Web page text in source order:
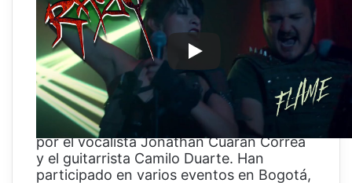
La agrupación bogotana de Thrash Death
MetalRAZOpresenta su nuevo videoclip
correspondiente al sencillo «
Flame «,
tema que hace parte de la más reciente
producción discográfica titulada
«Deathless
Razo fue fundada a mediados del año
2013, en la ciudad de Bogotá Colombia,
por el vocalista Jonathan Cuarán Correa
y el guitarrista Camilo Duarte. Han
participado en varios eventos en Bogotá,